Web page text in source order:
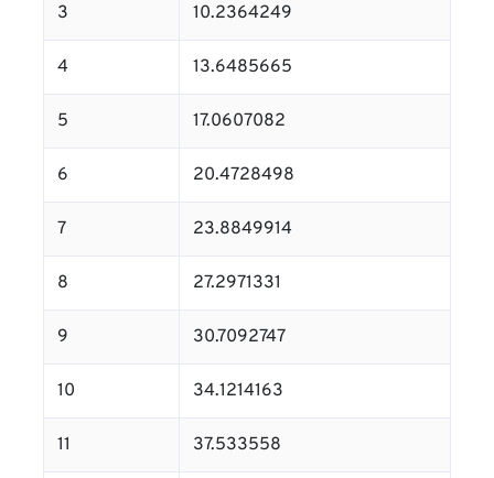
3 10.2364249
4 13.6485665
5 17.0607082
6 20.4728498
7 23.8849914
8 27.2971331
9 30.7092747
10 34.1214163
11 37.533558